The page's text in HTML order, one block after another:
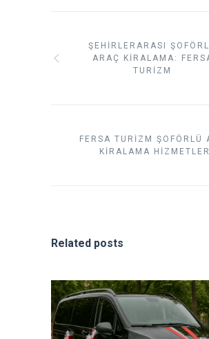
ŞEHIRLERARASI
ARAÇ KIRALAMA:
TURIZM
FERSA TURIZM ŞOFÖRLÜ
KIRALAMA
Related posts